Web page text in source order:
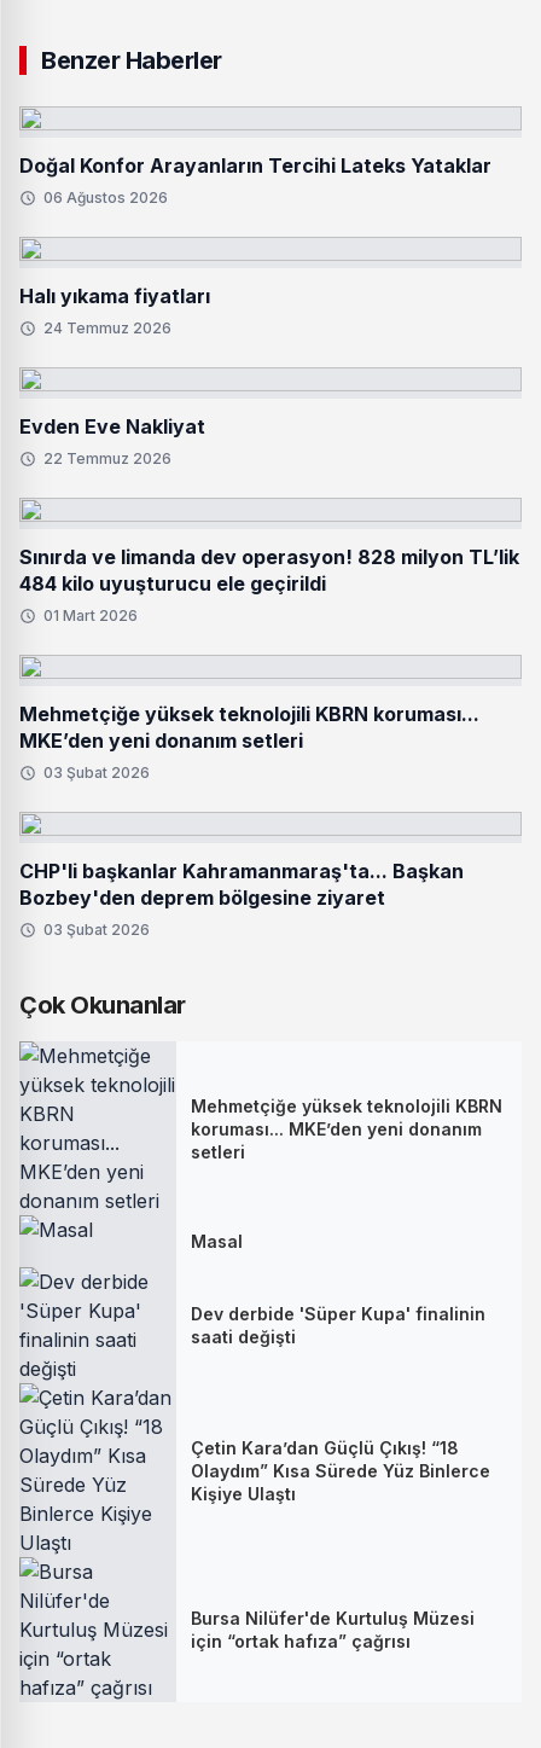
Benzer Haberler
Doğal Konfor Arayanların Tercihi Lateks Yataklar
06 Ağustos 2026
Halı yıkama fiyatları
24 Temmuz 2026
Evden Eve Nakliyat
22 Temmuz 2026
Sınırda ve limanda dev operasyon! 828 milyon TL’lik
484 kilo uyuşturucu ele geçirildi
01 Mart 2026
Mehmetçiğe yüksek teknolojili KBRN koruması...
MKE’den yeni donanım setleri
03 Şubat 2026
CHP'li başkanlar Kahramanmaraş'ta... Başkan
Bozbey'den deprem bölgesine ziyaret
03 Şubat 2026
Çok Okunanlar
Mehmetçiğe yüksek teknolojili KBRN
koruması... MKE’den yeni donanım
setleri
Masal
Dev derbide 'Süper Kupa' finalinin
saati değişti
Çetin Kara’dan Güçlü Çıkış! “18
Olaydım” Kısa Sürede Yüz Binlerce
Kişiye Ulaştı
Bursa Nilüfer'de Kurtuluş Müzesi
için “ortak hafıza” çağrısı